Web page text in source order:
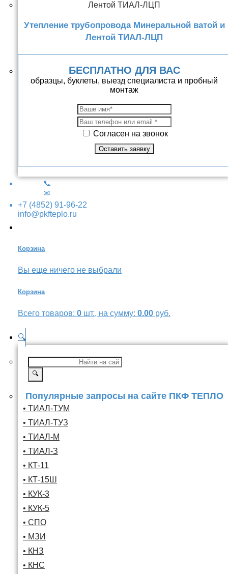
Утепление трубопровода Минеральной ватой и
Лентой ТИАЛ-ЛЦП
БЕСПЛАТНО ДЛЯ ВАС
образцы, буклеты, выезд специалиста и пробный
монтаж
Согласен на звонок
📞
✉
+7 (4852) 91-96-22
info@pkfteplo.ru
Корзина
Вы еще ничего не выбрали
Корзина
Всего товаров: 0 шт., на сумму: 0.00 руб.
🔍
🔍
Популярные запросы на сайте ПКФ ТЕПЛО
• ТИАЛ-ТУМ
• ТИАЛ-ТУЗ
• ТИАЛ-М
• ТИАЛ-З
• КТ-11
• КТ-15Ш
• КУК-3
• КУК-5
• СПО
• МЗИ
• КНЗ
• КНС